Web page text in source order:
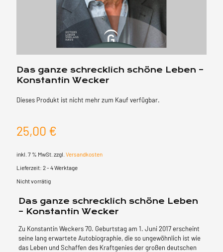
Das ganze schrecklich schöne Leben –
Konstantin Wecker
Dieses Produkt ist nicht mehr zum Kauf verfügbar.
25,00 €
inkl. 7 % MwSt. zzgl. Versandkosten
Lieferzeit: 2 - 4 Werktage
Nicht vorrätig
Das ganze schrecklich schöne Leben
– Konstantin Wecker
Zu Konstantin Weckers 70. Geburtstag am 1. Juni 2017 erscheint
seine lang erwartete Autobiographie, die so ungewöhnlich ist wie
das Leben und Schaffen des Kraftgenies der großen deutschen